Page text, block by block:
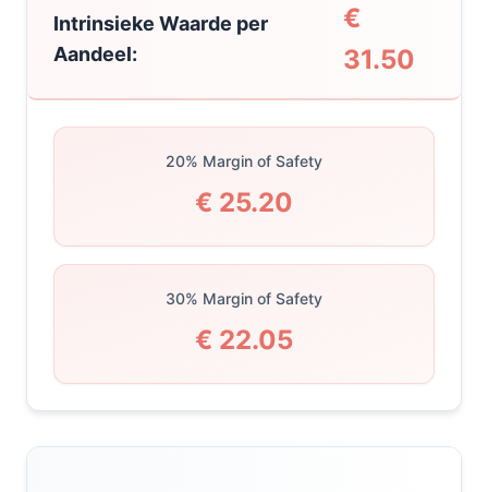
Intrinsieke Waarde per
Aandeel:
€
31.50
20% Margin of Safety
€ 25.20
30% Margin of Safety
€ 22.05